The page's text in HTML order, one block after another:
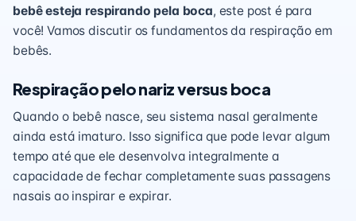
bebê esteja respirando pela boca, este post é para
você! Vamos discutir os fundamentos da respiração em
bebês.
Respiração pelo nariz versus boca
Quando o bebê nasce, seu sistema nasal geralmente
ainda está imaturo. Isso significa que pode levar algum
tempo até que ele desenvolva integralmente a
capacidade de fechar completamente suas passagens
nasais ao inspirar e expirar.